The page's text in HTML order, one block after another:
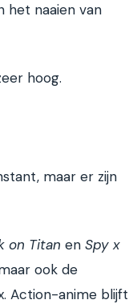
het naaien van
hoog.
maar er zijn
on Titan en Spy x
ook de
Action-anime blijft